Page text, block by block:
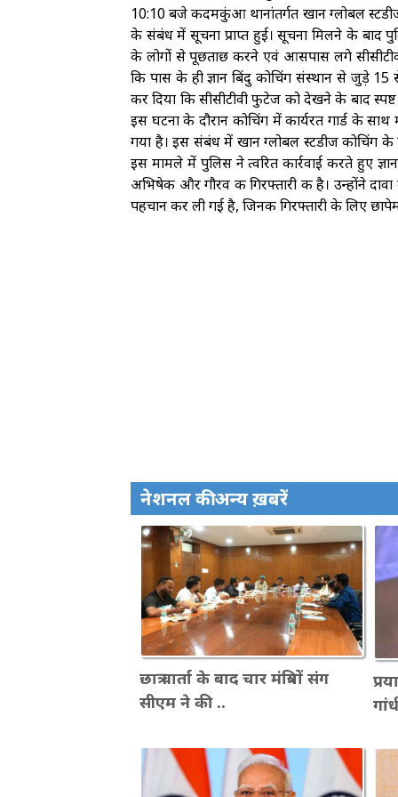
10:10 बजे कदमकुंआ थानांतर्गत खान ग्लोबल
के संबंध में सूचना प्राप्त हुई। सूचना मिलने के बाद
के लोगों से पूछताछ करने एवं आसपास लगे
कि पास के ही ज्ञान बिंदु कोचिंग संस्थान से जुड़े 15
कर दिया कि सीसीटीवी फुटेज को देखने के बाद
इस घटना के दौरान कोचिंग में कार्यरत गार्ड के
गया है। इस संबंध में खान ग्लोबल स्टडीज कोचिंग के
इस मामले में पुलिस ने त्वरित कार्रवाई करते हुए
अभिषेक और गौरव की गिरफ्तारी की है। उन्होंने
पहचान कर ली गई है, जिनकी गिरफ्तारी के लिए
नेशनल की अन्य ख़बरें
छात्र वार्ता के बाद चार मंत्रियों संग
सीएम ने की ..